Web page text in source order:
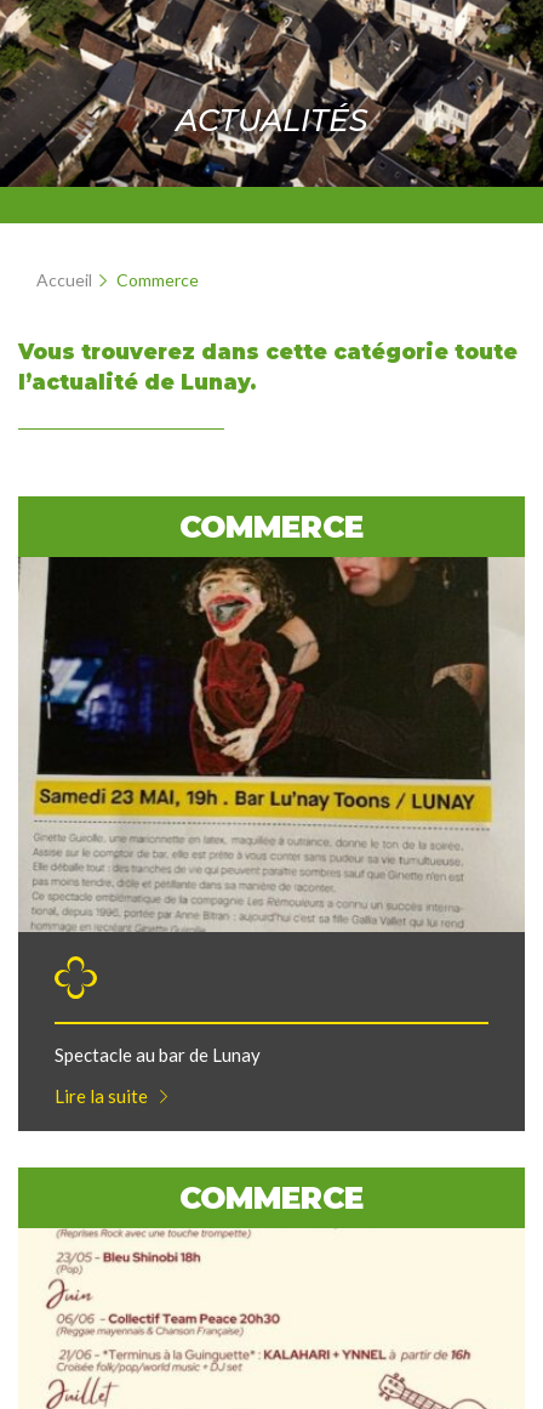
ACTUALITÉS
Accueil Commerce
Vous trouverez dans cette catégorie toute
l’actualité de Lunay.
COMMERCE
Spectacle au bar de Lunay
Lire la suite
COMMERCE